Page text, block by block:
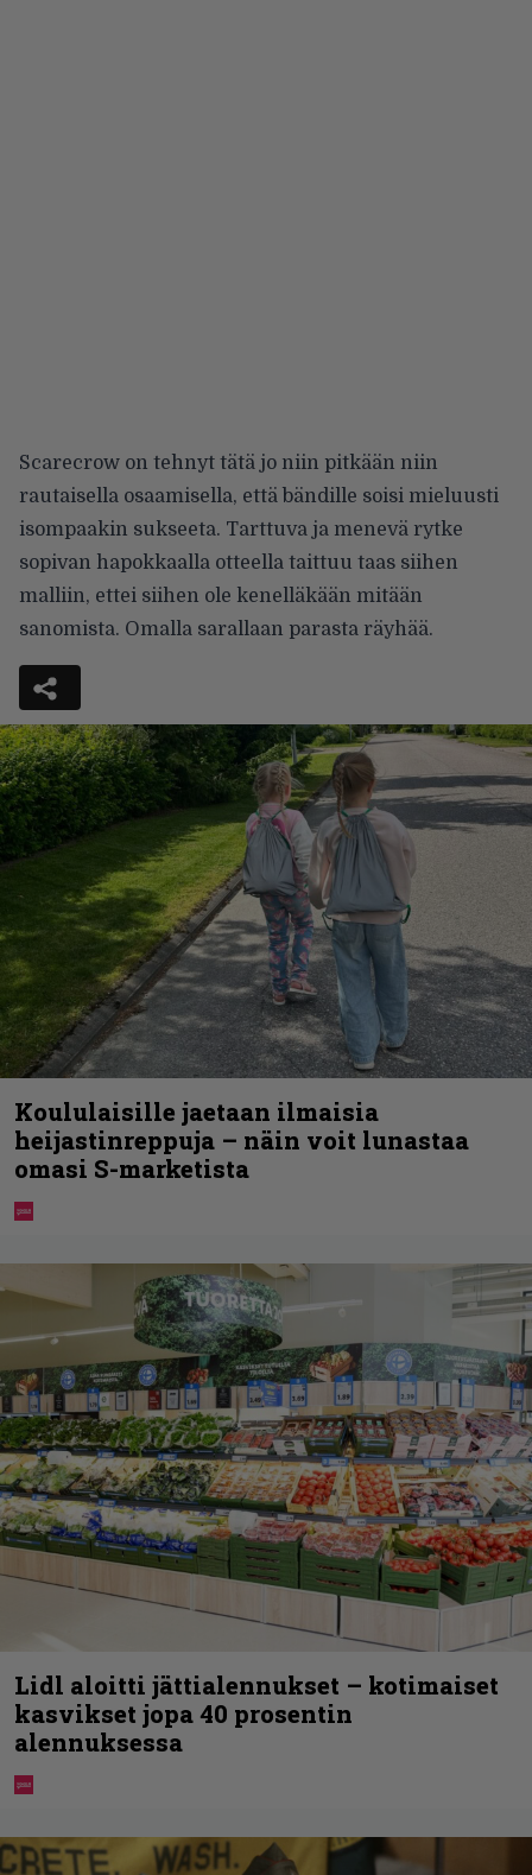
Scarecrow on tehnyt tätä jo niin pitkään niin
rautaisella osaamisella, että bändille soisi mieluusti
isompaakin sukseeta. Tarttuva ja menevä rytke
sopivan hapokkaalla otteella taittuu taas siihen
malliin, ettei siihen ole kenelläkään mitään
sanomista. Omalla sarallaan parasta räyhää.
Koululaisille jaetaan ilmaisia
heijastinreppuja – näin voit lunastaa
omasi S-marketista
Lidl aloitti jättialennukset – kotimaiset
kasvikset jopa 40 prosentin
alennuksessa